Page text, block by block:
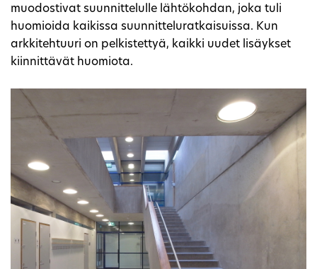
muodostivat suunnittelulle lähtökohdan, joka tuli
huomioida kaikissa suunnitteluratkaisuissa. Kun
arkkitehtuuri on pelkistettyä, kaikki uudet lisäykset
kiinnittävät huomiota.